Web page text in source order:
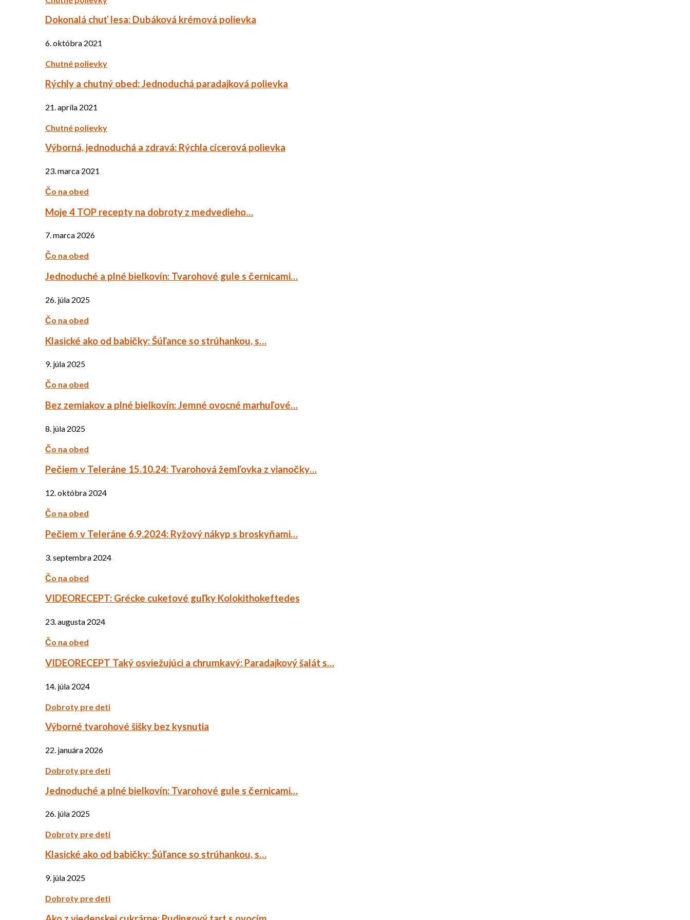
Dokonalá chuť lesa: Dubáková krémová polievka
6. októbra 2021
Chutné polievky
Rýchly a chutný obed: Jednoduchá paradajková polievka
21. apríla 2021
Chutné polievky
Výborná, jednoduchá a zdravá: Rýchla cícerová polievka
23. marca 2021
Čo na obed
Moje 4 TOP recepty na dobroty z medvedieho…
7. marca 2026
Čo na obed
Jednoduché a plné bielkovín: Tvarohové gule s černicami…
26. júla 2025
Čo na obed
Klasické ako od babičky: Šúľance so strúhankou, s…
9. júla 2025
Čo na obed
Bez zemiakov a plné bielkovín: Jemné ovocné marhuľové…
8. júla 2025
Čo na obed
Pečiem v Teleráne 15.10.24: Tvarohová žemľovka z vianočky…
12. októbra 2024
Čo na obed
Pečiem v Teleráne 6.9.2024: Ryžový nákyp s broskyňami…
3. septembra 2024
Čo na obed
VIDEORECEPT: Grécke cuketové guľky Kolokithokeftedes
23. augusta 2024
Čo na obed
VIDEORECEPT Taký osviežujúci a chrumkavý: Paradajkový šalát s…
14. júla 2024
Dobroty pre deti
Výborné tvarohové šišky bez kysnutia
22. januára 2026
Dobroty pre deti
Jednoduché a plné bielkovín: Tvarohové gule s černicami…
26. júla 2025
Dobroty pre deti
Klasické ako od babičky: Šúľance so strúhankou, s…
9. júla 2025
Dobroty pre deti